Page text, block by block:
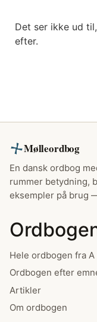
Det ser ikke ud
efter.
Mølleordbog
En dansk ordbog
rummer betydning,
eksempler på brug
Hele ordbogen fra A
Ordbogen efter
Artikler
Om ordbogen